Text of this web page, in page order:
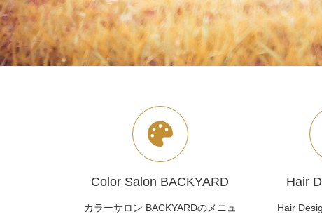
Color Salon BACKYARD
カラーサロン BACKYARDのメニュ
Hair
Hair